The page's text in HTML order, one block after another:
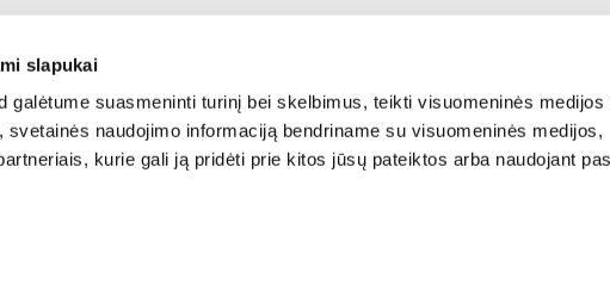
slapukai
galėtume suasmeninti turinį bei skelbimus, teikti visuomeninės medijos
svetainės naudojimo informaciją bendriname su visuomeninės medijos,
kurie gali ją pridėti prie kitos jūsų pateiktos arba naudojant